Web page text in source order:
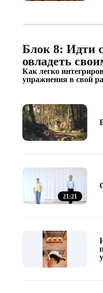
Блок 8: Идти
овладеть
Как легко
упражнения в свой
21:21